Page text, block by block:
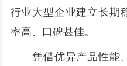
行业大型企业建立长期
率高、口碑甚佳。
凭借优异产品性能、